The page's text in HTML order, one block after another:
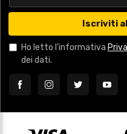
Iscriviti
Ho letto l'informativa
dei dati.